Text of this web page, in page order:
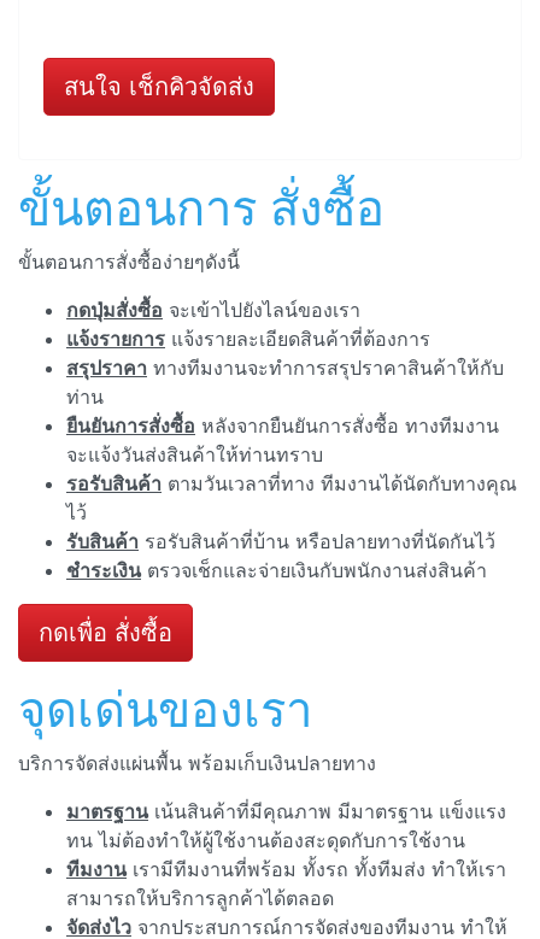
สนใจ เช็กคิวจัดส่ง
ขั้นตอนการ สั่งซื้อ
ขั้นตอนการสั่งซื้อง่ายๆดังนี้
กดปุ่มสั่งซื้อ จะเข้าไปยังไลน์ของเรา
แจ้งรายการ แจ้งรายละเอียดสินค้าที่ต้องการ
สรุปราคา ทางทีมงานจะทำการสรุปราคาสินค้าให้กับ
ท่าน
ยืนยันการสั่งซื้อ หลังจากยืนยันการสั่งซื้อ ทางทีมงาน
จะแจ้งวันส่งสินค้าให้ท่านทราบ
รอรับสินค้า ตามวันเวลาที่ทาง ทีมงานได้นัดกับทางคุณ
ไว้
รับสินค้า รอรับสินค้าที่บ้าน หรือปลายทางที่นัดกันไว้
ชำระเงินตรวจเช็กและจ่ายเงินกับพนักงานส่งสินค้า
กดเพื่อ สั่งซื้อ
จุดเด่นของเรา
บริการจัดส่งแผ่นพื้น พร้อมเก็บเงินปลายทาง
มาตรฐานเน้นสินค้าที่มีคุณภาพ มีมาตรฐาน แข็งแรง
ทน ไม่ต้องทำให้ผู้ใช้งานต้องสะดุดกับการใช้งาน
ทีมงานเรามีทีมงานที่พร้อม ทั้งรถ ทั้งทีมส่ง ทำให้เรา
สามารถให้บริการลูกค้าได้ตลอด
จัดส่งไว จากประสบการณ์การจัดส่งของทีมงาน ทำให้